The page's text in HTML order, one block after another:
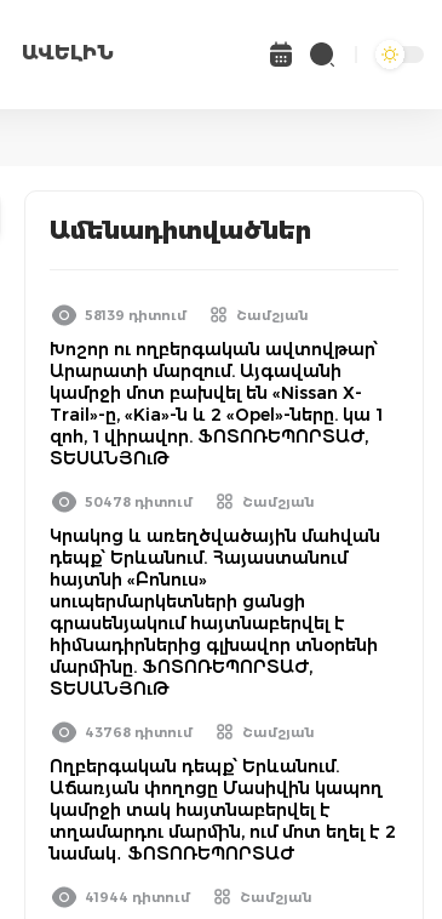
ԱՎԵԼԻՆ
Ամենադիտվածներ
58139 դիտում Շամշյան
Խոշոր ու ողբերգական ավտովթար՝
Արարատի մարզում. Այգավանի
կամրջի մոտ բախվել են «Nissan X-
Trail»-ը, «Kia»-ն և 2 «Opel»-ները. կա 1
զոհ, 1 վիրավոր. ՖՈՏՈՌԵՊՈՐՏԱԺ,
ՏԵՍԱՆՅՈւԹ
50478 դիտում Շամշյան
Կրակոց և առեղծվածային մահվան
դեպք՝ Երևանում. Հայաստանում
հայտնի «Բոնուս»
սուպերմարկետների ցանցի
գրասենյակում հայտնաբերվել է
հիմնադիրներից գլխավոր տնօրենի
մարմինը. ՖՈՏՈՌԵՊՈՐՏԱԺ,
ՏԵՍԱՆՅՈւԹ
43768 դիտում Շամշյան
Ողբերգական դեպք՝ Երևանում.
Աճառյան փողոցը Մասիվին կապող
կամրջի տակ հայտնաբերվել է
տղամարդու մարմին, ում մոտ եղել է 2
նամակ․ ՖՈՏՈՌԵՊՈՐՏԱԺ
41944 դիտում Շամշյան